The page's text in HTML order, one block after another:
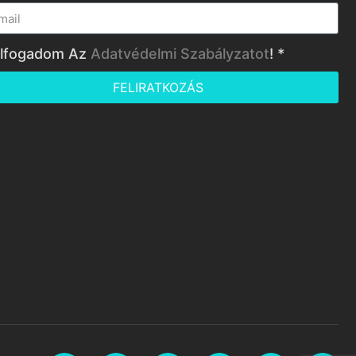
Az Adatvédelmi Szabályzatot! *
FELIRATKOZÁS